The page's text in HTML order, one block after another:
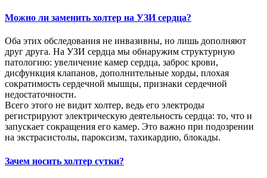
Можно ли заменить холтер на УЗИ сердца?
Оба этих обследования не инвазивны, но лишь дополняют
друг друга. На УЗИ сердца мы обнаружим структурную
патологию: увеличение камер сердца, заброс крови,
дисфункция клапанов, дополнительные хорды, плохая
сократимость сердечной мышцы, признаки сердечной
недостаточности.
Всего этого не видит холтер, ведь его электроды
регистрируют электрическую деятельность сердца: то, что и
запускает сокращения его камер. Это важно при подозрении
на экстрасистолы, пароксизм, тахикардию, блокады.
Зачем носить холтер сутки?